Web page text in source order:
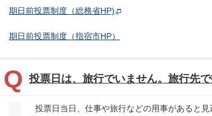
期日前投票制度（総務省HP)
期日前投票制度（指宿市HP）
投票日は、旅行でいません。旅行先
投票日当日、仕事や旅行などの用事があると